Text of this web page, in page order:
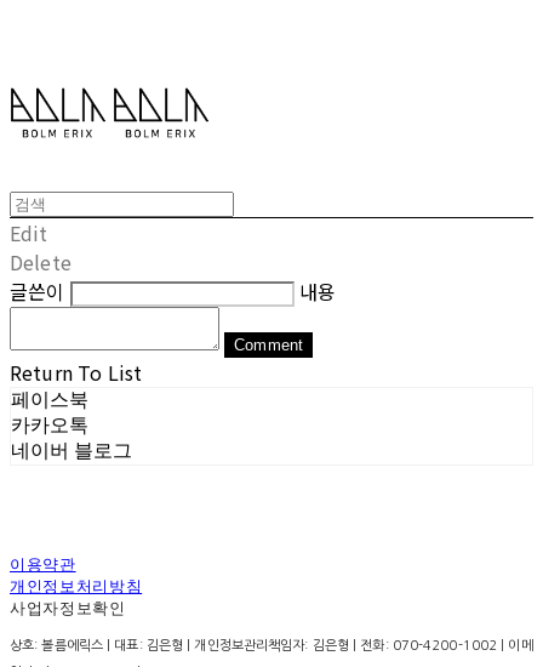
Edit
Delete
글쓴이
내용
Comment
Return To List
페이스북
카카오톡
네이버 블로그
이용약관
개인정보처리방침
사업자정보확인
상호: 볼름에릭스 | 대표: 김은형 | 개인정보관리책임자: 김은형 | 전화: 070-4200-1002 | 이메